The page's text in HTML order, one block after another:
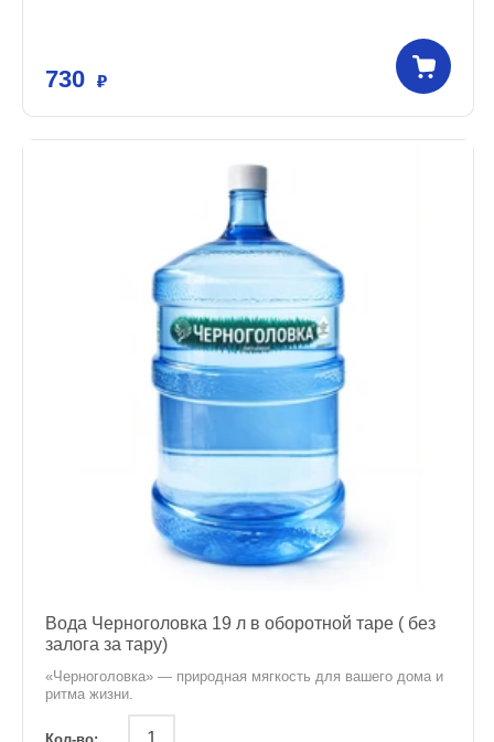
730
Вода Черноголовка 19 л в оборотной таре ( без
залога за тару)
«Черноголовка» — природная мягкость для вашего дома и
ритма жизни.